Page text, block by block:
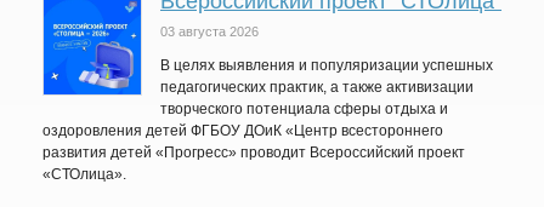
03 августа 2026
В целях выявления и популяризации успешных
педагогических практик, а также активизации
творческого потенциала сферы отдыха и
оздоровления детей ФГБОУ ДОиК «Центр всестороннего
развития детей «Прогресс» проводит Всероссийский проект
«СТОлица».